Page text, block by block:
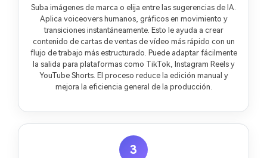
Suba imágenes de marca o elija entre las sugerencias de IA.
Aplica voiceovers humanos, gráficos en movimiento y
transiciones instantáneamente. Esto le ayuda a crear
contenido de cartas de ventas de vídeo más rápido con un
flujo de trabajo más estructurado. Puede adaptar fácilmente
la salida para plataformas como TikTok, Instagram Reels y
YouTube Shorts. El proceso reduce la edición manual y
mejora la eficiencia general de la producción.
3